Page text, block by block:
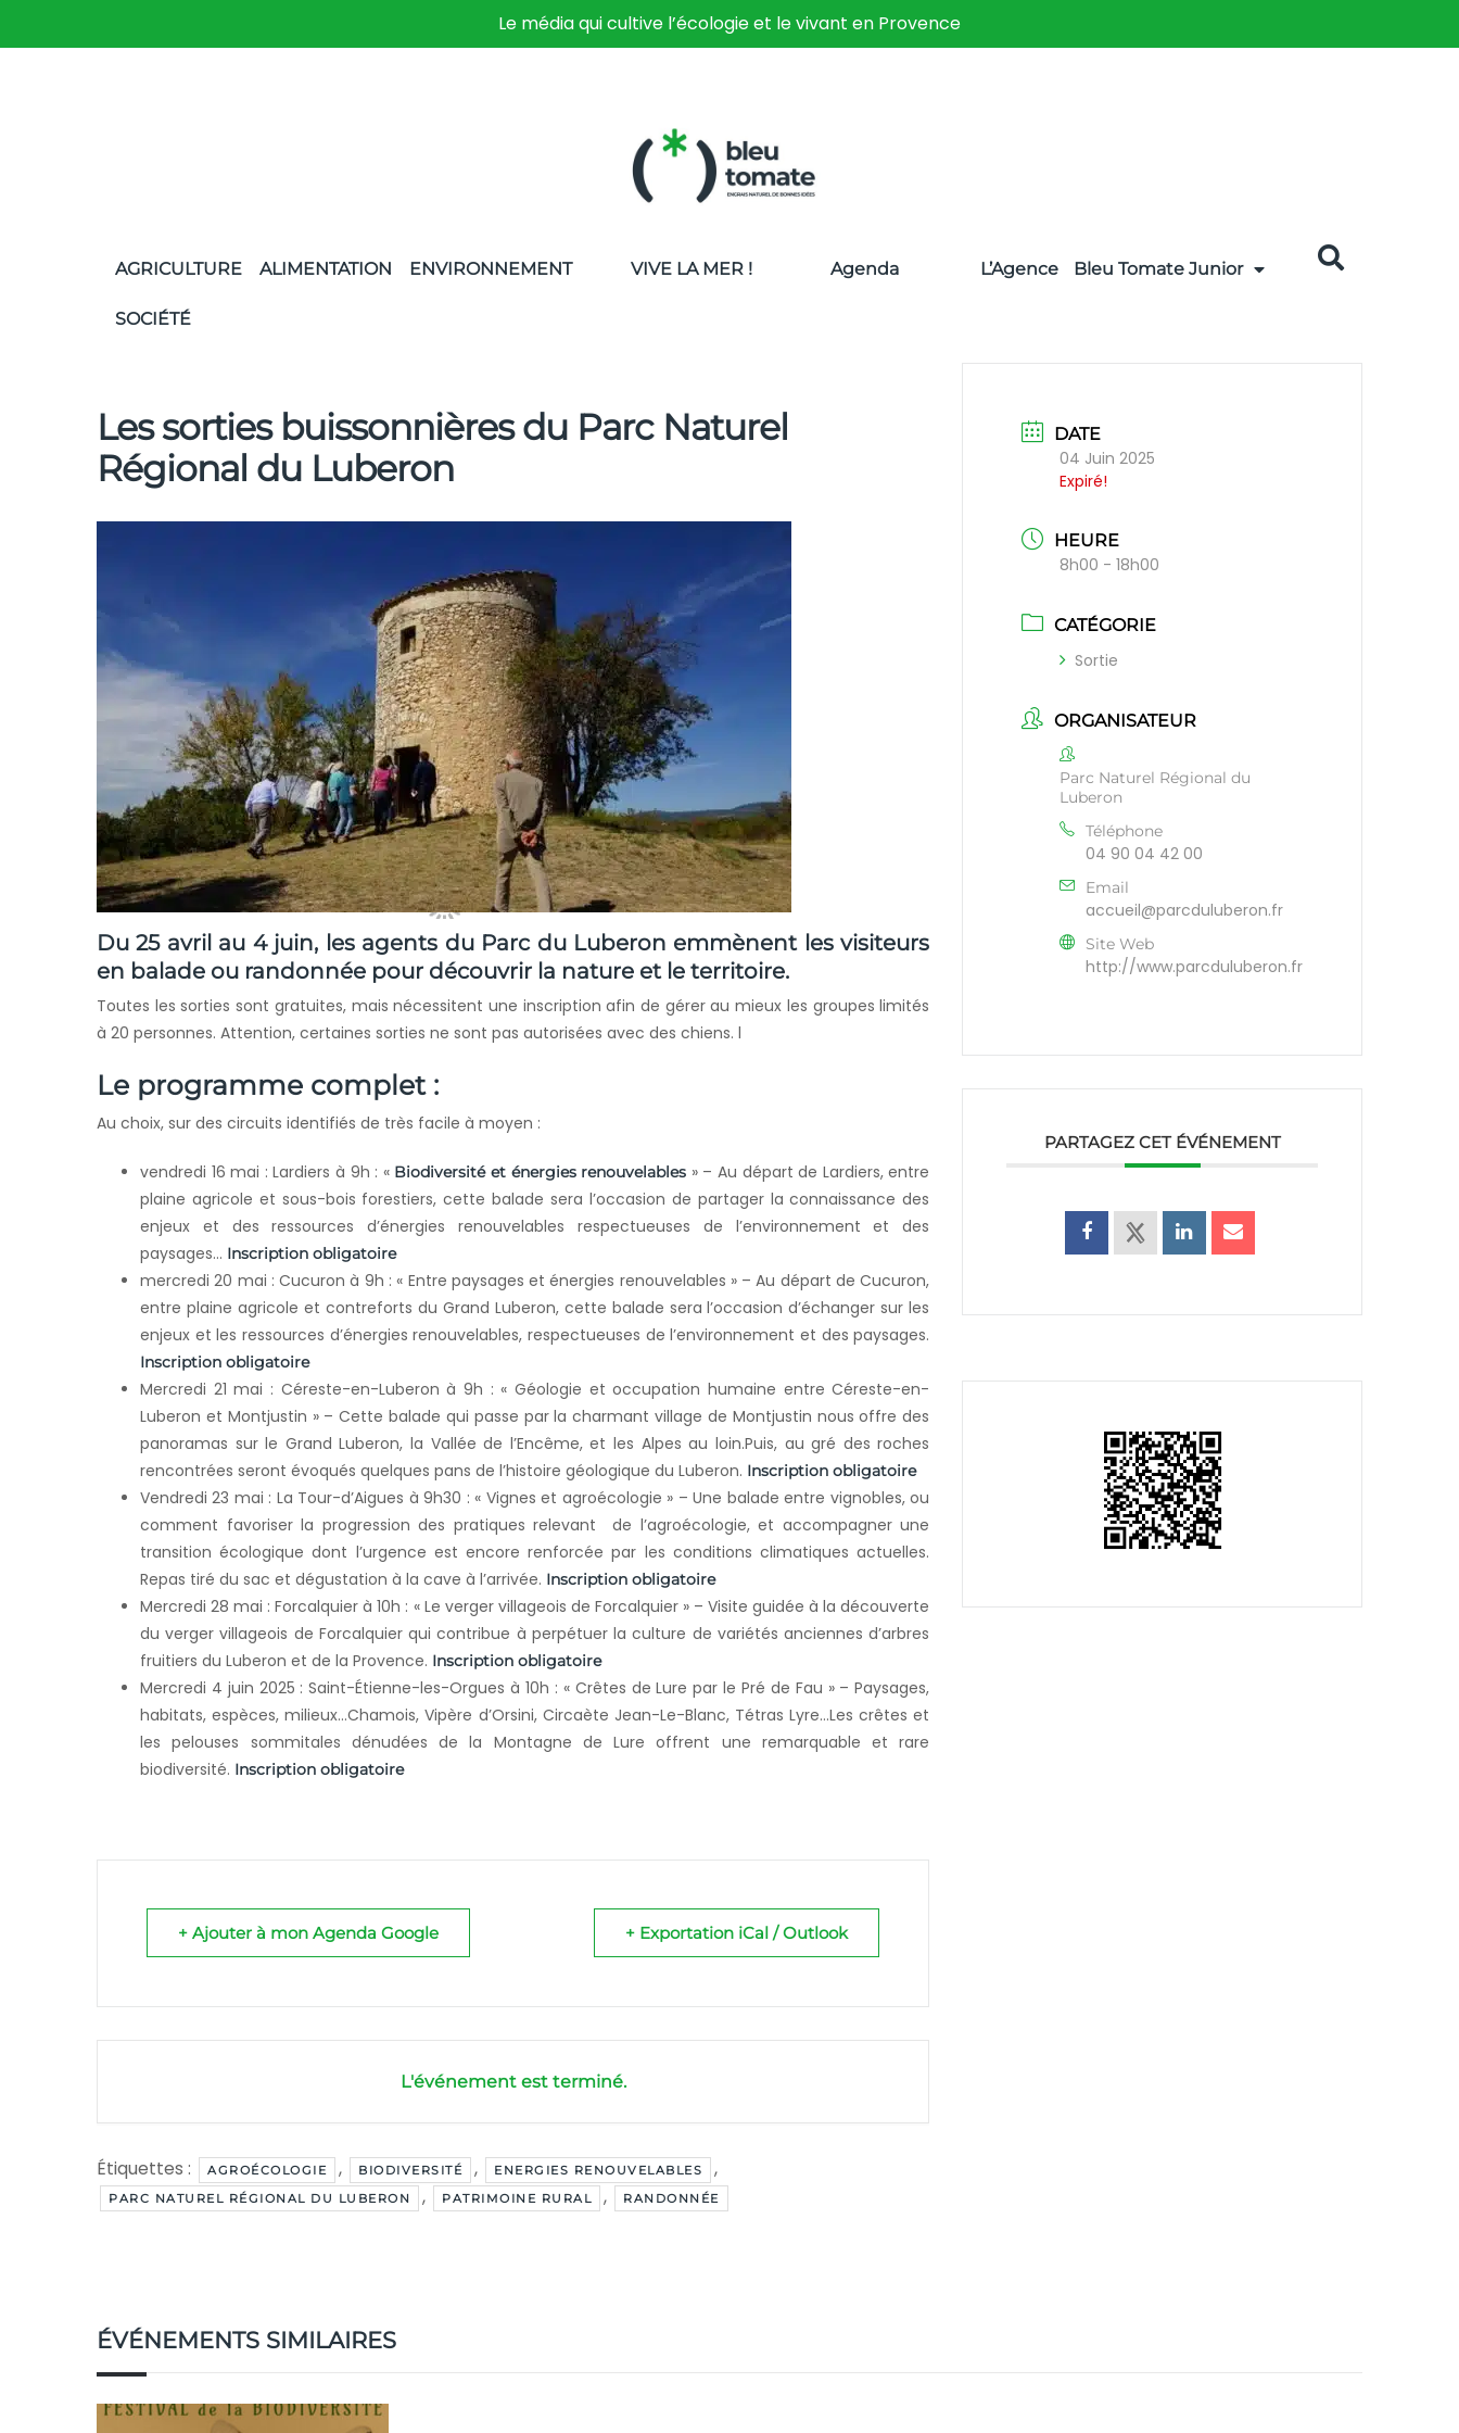
Le média qui cultive l’écologie et le vivant en Provence
AGRICULTURE ALIMENTATION ENVIRONNEMENT
SOCIÉTÉ
VIVE LA MER ! Agenda L’Agence Bleu Tomate Junior
Les sorties buissonnières du Parc Naturel
Régional du Luberon
Du 25 avril au 4 juin, les agents du Parc du Luberon emmènent les visiteurs
en balade ou randonnée pour découvrir la nature et le territoire.
Toutes les sorties sont gratuites, mais nécessitent une inscription afin de gérer au mieux les groupes limités
à 20 personnes. Attention, certaines sorties ne sont pas autorisées avec des chiens. l
Le programme complet:
Au choix, sur des circuits identifiés de très facile à moyen :
vendredi 16 mai : Lardiers à 9h : « Biodiversité et énergies renouvelables » – Au départ de Lardiers, entre
plaine agricole et sous-bois forestiers, cette balade sera l’occasion de partager la connaissance des
enjeux et des ressources d’énergies renouvelables respectueuses de l’environnement et des
paysages… Inscription obligatoire
mercredi 20 mai : Cucuron à 9h : « Entre paysages et énergies renouvelables » – Au départ de Cucuron,
entre plaine agricole et contreforts du Grand Luberon, cette balade sera l’occasion d’échanger sur les
enjeux et les ressources d’énergies renouvelables, respectueuses de l’environnement et des paysages.
Inscription obligatoire
Mercredi 21 mai : Céreste-en-Luberon à 9h : « Géologie et occupation humaine entre Céreste-en-
Luberon et Montjustin » – Cette balade qui passe par la charmant village de Montjustin nous offre des
panoramas sur le Grand Luberon, la Vallée de l’Encême, et les Alpes au loin.Puis, au gré des roches
rencontrées seront évoqués quelques pans de l’histoire géologique du Luberon. Inscription obligatoire
Vendredi 23 mai : La Tour-d’Aigues à 9h30 : « Vignes et agroécologie » – Une balade entre vignobles, ou
comment favoriser la progression des pratiques relevant de l’agroécologie, et accompagner une
transition écologique dont l’urgence est encore renforcée par les conditions climatiques actuelles.
Repas tiré du sac et dégustation à la cave à l’arrivée. Inscription obligatoire
Mercredi 28 mai : Forcalquier à 10h : « Le verger villageois de Forcalquier » – Visite guidée à la découverte
du verger villageois de Forcalquier qui contribue à perpétuer la culture de variétés anciennes d’arbres
fruitiers du Luberon et de la Provence. Inscription obligatoire
Mercredi 4 juin 2025 : Saint-Étienne-les-Orgues à 10h : « Crêtes de Lure par le Pré de Fau » – Paysages,
habitats, espèces, milieux…Chamois, Vipère d’Orsini, Circaète Jean-Le-Blanc, Tétras Lyre…Les crêtes et
les pelouses sommitales dénudées de la Montagne de Lure offrent une remarquable et rare
biodiversité. Inscription obligatoire
+ Ajouter à mon Agenda Google + Exportation iCal / Outlook
L'événement est terminé.
Étiquettes : AGROÉCOLOGIE , BIODIVERSITÉ , ENERGIES RENOUVELABLES ,
PARC NATUREL RÉGIONAL DU LUBERON , PATRIMOINE RURAL , RANDONNÉE
DATE
04 Juin 2025
Expiré!
HEURE
8h00 - 18h00
CATÉGORIE
Sortie
ORGANISATEUR
Parc Naturel Régional du
Luberon
Téléphone
04 90 04 42 00
Email
accueil@parcduluberon.fr
Site Web
http://www.parcduluberon.fr
PARTAGEZ CET ÉVÉNEMENT
ÉVÉNEMENTS SIMILAIRES